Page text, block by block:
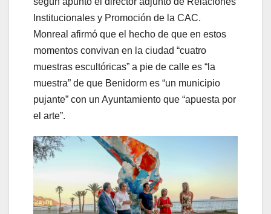
Institucionales y Promoción de la CAC.
Monreal afirmó que el hecho de que en estos
momentos convivan en la ciudad “cuatro
muestras escultóricas” a pie de calle es “la
muestra” de que Benidorm es “un municipio
pujante” con un Ayuntamiento que “apuesta por
el arte”.